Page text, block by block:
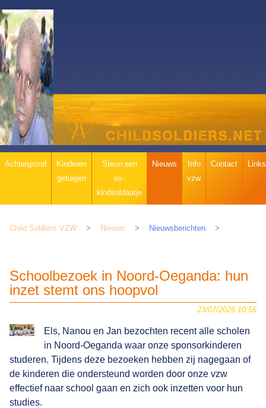
Navigatie
Achtergrond
Kinderen
getuigen
Steun een
ex-
kindsoldaatje
Nieuws
Info
vzw
Contact Links
Child Soldiers VZW Nieuws Nieuwsberichten
Schoolbezoek in Noord-Oeganda: hun
inzet stemt ons hoopvol
23/07/2026 10:56
Els, Nanou en Jan bezochten recent alle scholen
in Noord-Oeganda waar onze sponsorkinderen
studeren. Tijdens deze bezoeken hebben zij nagegaan of
de kinderen die ondersteund worden door onze vzw
effectief naar school gaan en zich ook inzetten voor hun
studies.